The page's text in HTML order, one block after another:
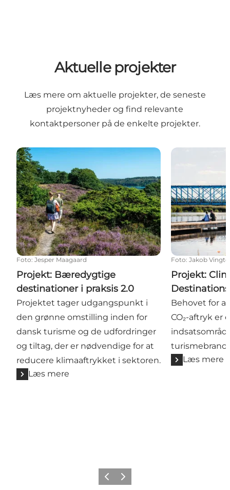
Aktuelle projekter
Læs mere om aktuelle projekter, de seneste
projektnyheder og find relevante
kontaktpersoner på de enkelte projekter.
Projekt: Bæredygtige destinationer i praksis 2.0
Foto: Jesper Maagaard
Projekt: Bæredygtige
destinationer i praksis 2.0
Projektet tager udgangspunkt i
den grønne omstilling inden for
dansk turisme og de udfordringer
og tiltag, der er nødvendige for at
reducere klimaaftrykket i sektoren.
Læs mere
Projekt:
Foto: Jakob
Projekt:
Destinations
Behovet for
CO₂-aftryk er
Læs mere
ForrigeNæste